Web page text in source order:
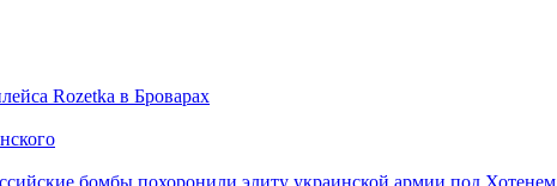
Rozetka в Броварах
бомбы похоронили элиту украинской армии под Хотенем